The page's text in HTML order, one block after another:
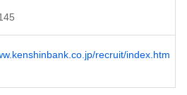
recruit/index.htm